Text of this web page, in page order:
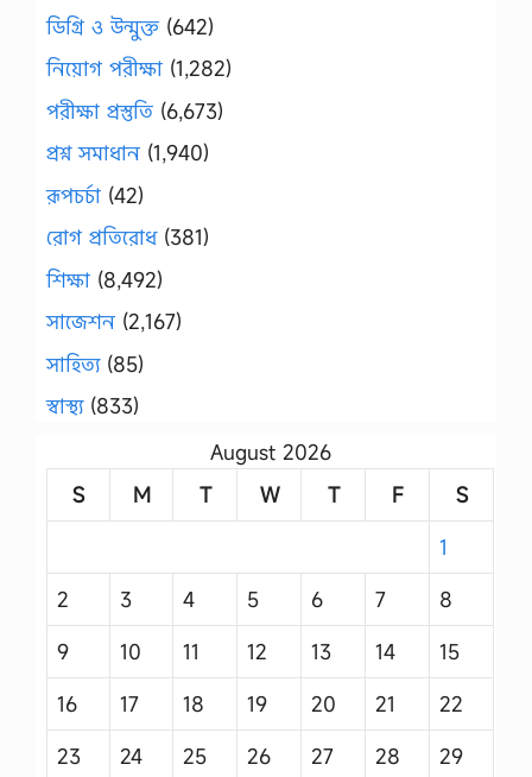
ডিগ্রি ও উন্মুক্ত (642)
নিয়োগ পরীক্ষা (1,282)
পরীক্ষা প্রস্তুতি (6,673)
প্রশ্ন সমাধান (1,940)
রূপচর্চা (42)
রোগ প্রতিরোধ(381)
শিক্ষা (8,492)
সাজেশন (2,167)
সাহিত্য(85)
স্বাস্থ্য(833)
August 2026
S
M T W T F
S
1
2
3 4 5 6 7
8
9
10 11 12 13 14
15
16
17 18 19 20 21
22
23
24 25 26 27 28 29